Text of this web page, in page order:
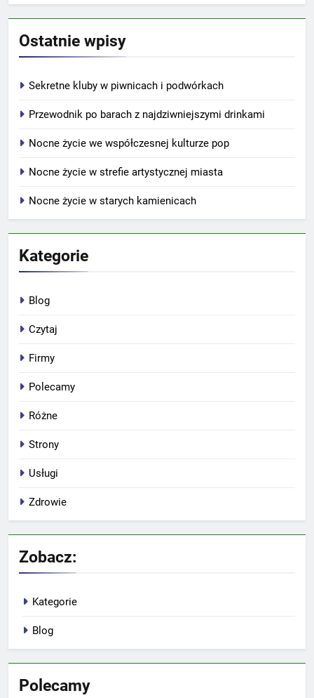
Ostatnie wpisy
Sekretne kluby w piwnicach i podwórkach
Przewodnik po barach z najdziwniejszymi drinkami
Nocne życie we współczesnej kulturze pop
Nocne życie w strefie artystycznej miasta
Nocne życie w starych kamienicach
Kategorie
Blog
Czytaj
Firmy
Polecamy
Różne
Strony
Usługi
Zdrowie
Zobacz:
Kategorie
Blog
Polecamy